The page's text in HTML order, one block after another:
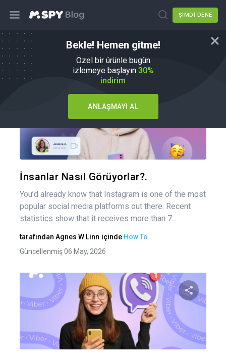
ŞIMDI DENE
Bekle! Hemen gitme!
Özel bir ürünle bugün
izlemeye başlayın 30%
indirim
ANLAŞMAYI AL
Nasıl Yapılır
İnsanlar Nasıl Görüyorlar?.
You’d already know that Instagram is one of the most
popular social media platforms out there. Recent
statistics show that it receives more than 7...
tarafından Agnes W Linn içinde How To
Güncellenmiş 06 May, 2026